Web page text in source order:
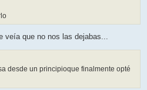
veía que no nos las dejabas...
desde un principioque finalmente opté